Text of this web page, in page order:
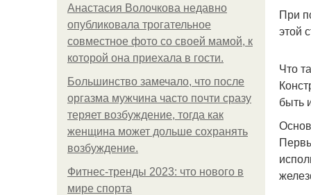
Анастасия Волочкова недавно
опубликовала трогательное
совместное фото со своей мамой, к
которой она приехала в гости.
Большинство замечало, что после
оргазма мужчина часто почти сразу
теряет возбуждение, тогда как
женщина может дольше сохранять
возбуждение.
Фитнес-тренды 2023: что нового в
мире спорта
При
этой
Что
быть